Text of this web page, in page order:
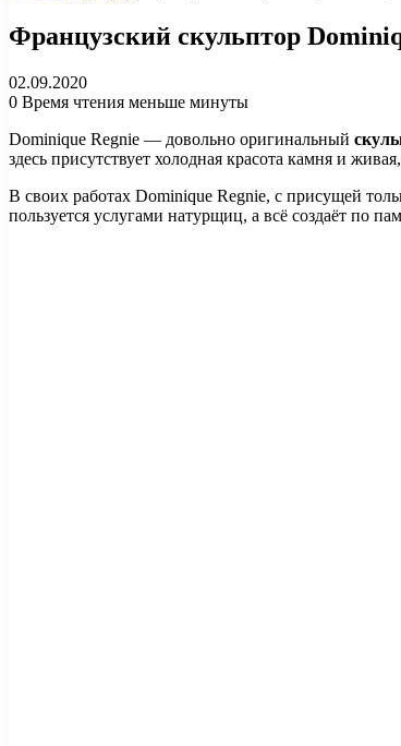
Французский скульптор
02.09.2020
0 Время чтения меньше минуты
Dominique Regnie — довольно оригинальный
здесь присутствует холодная красота камня и
В своих работах Dominique Regnie, с присущей
пользуется услугами натурщиц, а всё создаёт по